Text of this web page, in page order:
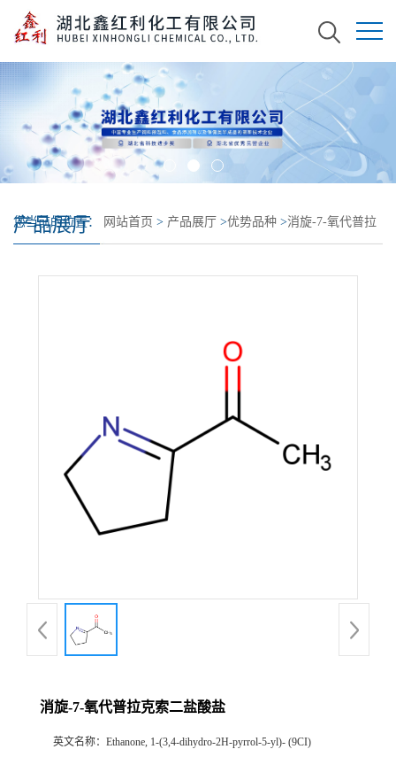
产品展厅
您当前的位置： 网站首页 > 产品展厅 >优势品种 >消旋-7-氧代普拉
消旋-7-氧代普拉克索二盐酸盐
英文名称： Ethanone, 1-(3,4-dihydro-2H-pyrrol-5-yl)- (9CI)